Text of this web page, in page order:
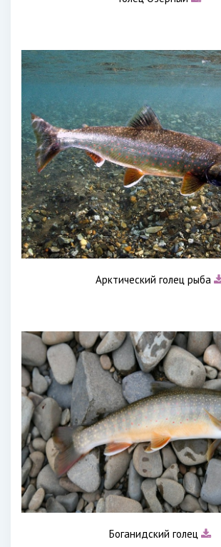
Арктический голец рыба
Боганидский голец